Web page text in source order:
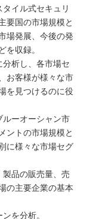
イル式セキュリ
要国の市場規模と
場発展、今後の発
を収録。
析し、各市場セ
お客様が様々な市
を見つけるのに役
ーオーシャン市
ントの市場規模と
に様々な市場セグ
品の販売量、売
の主要企業の基本
を分析。